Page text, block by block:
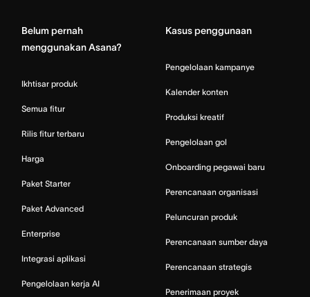
Belum pernah
menggunakan Asana?
Ikhtisar produk
Semua fitur
Rilis fitur terbaru
Harga
Paket Starter
Paket Advanced
Enterprise
Integrasi aplikasi
Pengelolaan kerja AI
Kasus penggunaan
Pengelolaan kampanye
Kalender konten
Produksi kreatif
Pengelolaan gol
Onboarding pegawai baru
Perencanaan organisasi
Peluncuran produk
Perencanaan sumber daya
Perencanaan strategis
Penerimaan proyek